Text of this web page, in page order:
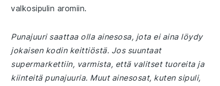
valkosipulin aromiin.
Punajuuri saattaa olla ainesosa, jota ei aina löydy
jokaisen kodin keittiöstä. Jos suuntaat
supermarkettiin, varmista, että valitset tuoreita ja
kiinteitä punajuuria. Muut ainesosat, kuten sipuli,